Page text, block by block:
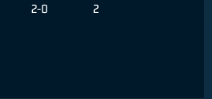
2-0 2